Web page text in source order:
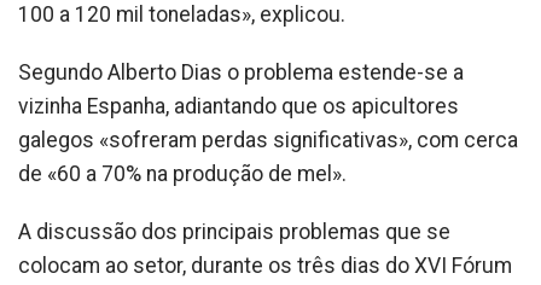
100 a 120 mil toneladas», explicou.
Segundo Alberto Dias o problema estende-se a
vizinha Espanha, adiantando que os apicultores
galegos «sofreram perdas significativas», com cerca
de «60 a 70% na produção de mel».
A discussão dos principais problemas que se
colocam ao setor, durante os três dias do XVI Fórum